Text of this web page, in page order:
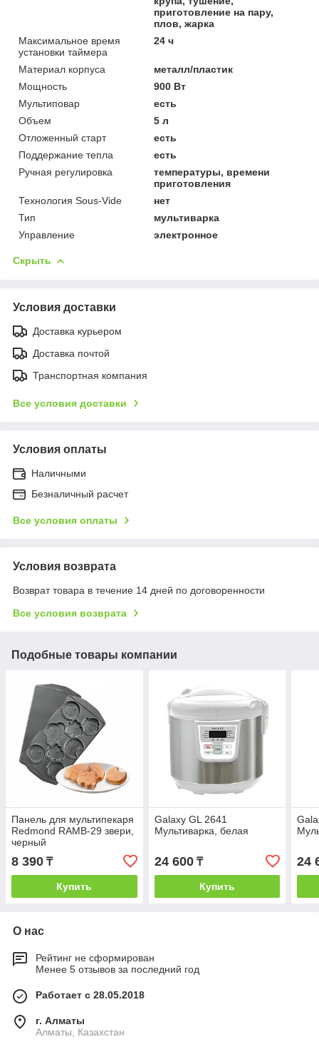
приготовление на пару,
плов, жарка
Максимальное время
установки таймера
24 ч
Материал корпуса
металл/пластик
Мощность
900 Вт
Мультиповар
есть
Объем
5 л
Отложенный старт
есть
Поддержание тепла
есть
Ручная регулировка
температуры, времени
приготовления
Технология Sous-Vide
нет
Тип
мультиварка
Управление
электронное
Скрыть
Условия доставки
Доставка курьером
Доставка почтой
Транспортная компания
Все условия доставки
Условия оплаты
Наличными
Безналичный расчет
Все условия оплаты
Условия возврата
Возврат товара в течение 14 дней по договоренности
Все условия возврата
Подобные товары компании
Панель для мультипекаря
Redmond RAMB-29 звери,
черный
8 390 ₸
Купить
Galaxy GL 2641
Мультиварка, белая
24 600₸
Купить
24
О нас
Рейтинг не сформирован
Менее 5 отзывов за последний год
Работает с 28.05.2018
г. Алматы
Алматы, Казахстан